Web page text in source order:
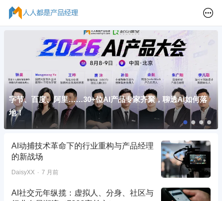
字节、百度、阿里……30+位AI产品专家齐聚，聊透AI如何落
地！
AI动捕技术革命下的行业重构与产品经理
的新战场
DaisyXX 7 月前
AI社交元年纵揽：虚拟人、分身、社区与